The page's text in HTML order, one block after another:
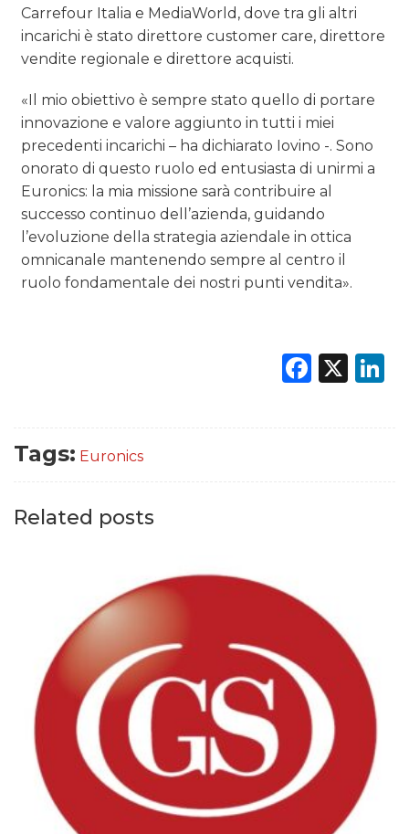
Carrefour Italia e MediaWorld, dove tra gli altri
incarichi è stato direttore customer care, direttore
vendite regionale e direttore acquisti.
«Il mio obiettivo è sempre stato quello di portare
innovazione e valore aggiunto in tutti i miei
precedenti incarichi – ha dichiarato Iovino -. Sono
onorato di questo ruolo ed entusiasta di unirmi a
Euronics: la mia missione sarà contribuire al
successo continuo dell’azienda, guidando
l’evoluzione della strategia aziendale in ottica
omnicanale mantenendo sempre al centro il
ruolo fondamentale dei nostri punti vendita».
X
Tags: Euronics
Related posts